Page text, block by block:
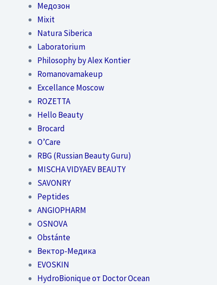
Медозон
Mixit
Natura Siberica
Laboratorium
Philosophy by Alex Kontier
Romanovamakeup
Excellance Moscow
ROZETTA
Hello Beauty
Brocard
O’Care
RBG (Russian Beauty Guru)
MISCHA VIDYAEV BEAUTY
SAVONRY
Peptides
ANGIOPHARM
OSNOVA
Obstánte
Вектор-Медика
EVOSKIN
HydroBionique от Doctor Ocean